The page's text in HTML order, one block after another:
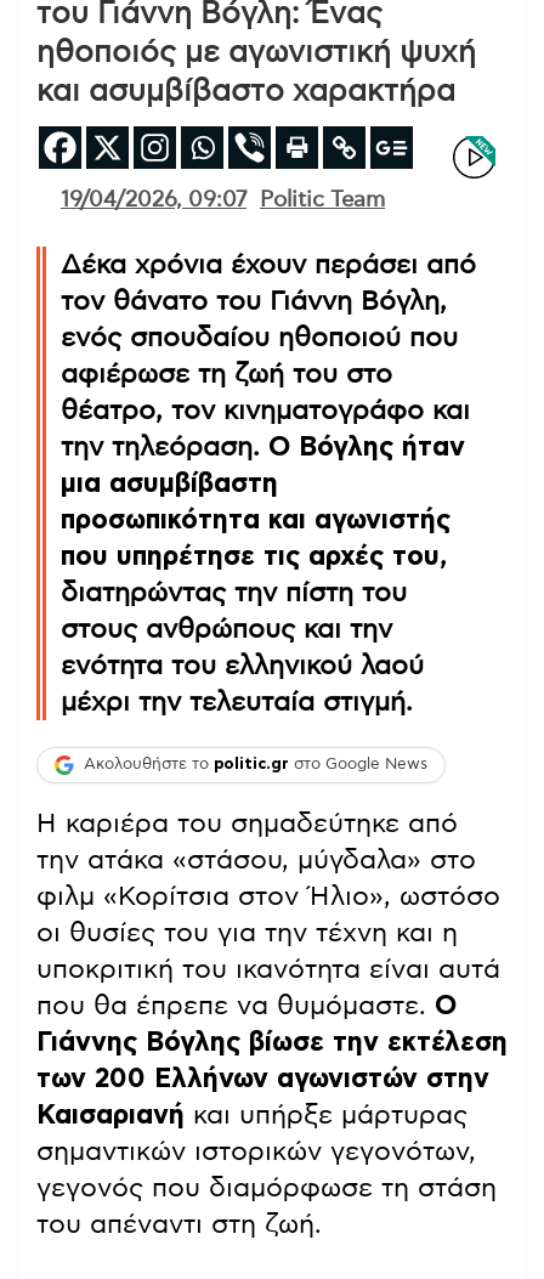
του Γιάννη Βόγλη: Ένας
ηθοποιός με αγωνιστική ψυχή
και ασυμβίβαστο χαρακτήρα
19/04/2026, 09:07 Politic Team
Δέκα χρόνια έχουν περάσει από
τον θάνατο του Γιάννη Βόγλη,
ενός σπουδαίου ηθοποιού που
αφιέρωσε τη ζωή του στο
θέατρο, τον κινηματογράφο και
την τηλεόραση. Ο Βόγλης ήταν
μια ασυμβίβαστη
προσωπικότητα και αγωνιστής
που υπηρέτησε τις αρχές του,
διατηρώντας την πίστη του
στους ανθρώπους και την
ενότητα του ελληνικού λαού
μέχρι την τελευταία στιγμή.
Ακολουθήστε το politic.gr στο Google News
Η καριέρα του σημαδεύτηκε από
την ατάκα «στάσου, μύγδαλα» στο
φιλμ «Κορίτσια στον Ήλιο», ωστόσο
οι θυσίες του για την τέχνη και η
υποκριτική του ικανότητα είναι αυτά
που θα έπρεπε να θυμόμαστε. Ο
Γιάννης Βόγλης βίωσε την εκτέλεση
των 200 Ελλήνων αγωνιστών στην
Καισαριανή και υπήρξε μάρτυρας
σημαντικών ιστορικών γεγονότων,
γεγονός που διαμόρφωσε τη στάση
του απέναντι στη ζωή.